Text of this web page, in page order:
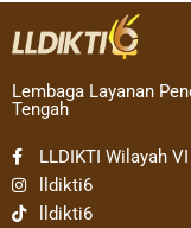
Lembaga Layanan
Tengah
LLDIKTI Wilayah VI
lldikti6
lldikti6